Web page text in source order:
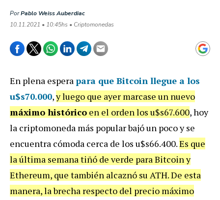
PorPablo Weiss Auberdiac
10.11.2021 • 10:45hs • Criptomonedas
En plena esperapara que Bitcoin llegue a los
u$s70.000,y luego que ayer marcase un nuevo
máximo histórico en el orden los u$s67.600, hoy
la criptomoneda más popular bajó un poco y se
encuentra cómoda cerca de los u$s66.400.Es que
la última semana tiñó de verde para Bitcoin y
Ethereum, que también alcaznó su ATH. De esta
manera, la brecha respecto del precio máximo